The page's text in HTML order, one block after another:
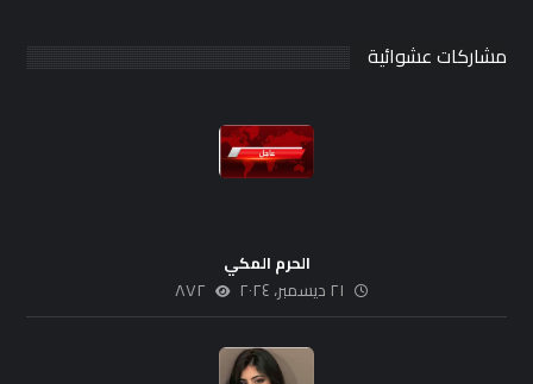
مشاركات عشوائية
الحرم المكي
٢١ ديسمبر، ٢٠٢٤ ٨٧٢